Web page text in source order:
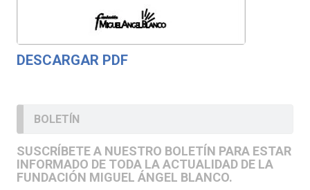
DESCARGAR PDF
BOLETÍN
SUSCRÍBETE A NUESTRO BOLETÍN PARA ESTAR
INFORMADO DE TODA LA ACTUALIDAD DE LA
FUNDACIÓN MIGUEL ÁNGEL BLANCO.